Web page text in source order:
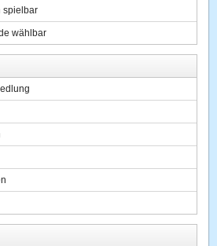
spielbar
wählbar